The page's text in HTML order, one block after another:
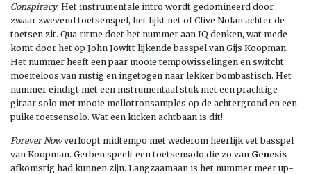
Conspiracy. Het instrumentale intro wordt gedomineerd door
zwaar zwevend toetsenspel, het lijkt net of Clive Nolan achter de
toetsen zit. Qua ritme doet het nummer aan IQ denken, wat mede
komt door het op John Jowitt lijkende basspel van Gijs Koopman.
Het nummer heeft een paar mooie tempowisselingen en switcht
moeiteloos van rustig en ingetogen naar lekker bombastisch. Het
nummer eindigt met een instrumentaal stuk met een prachtige
gitaar solo met mooie mellotronsamples op de achtergrond en een
puike toetsensolo. Wat een kicken achtbaan is dit!
Forever Nowverloopt midtempo met wederom heerlijk vet basspel
van Koopman. Gerben speelt een toetsensolo die zo van Genesis
afkomstig had kunnen zijn. Langzaamaan is het nummer meer up-